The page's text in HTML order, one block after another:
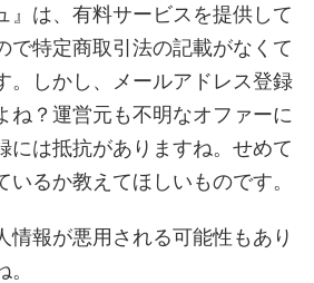
』は、有料サービスを提供して
で特定商取引法の記載がなくて
。しかし、メールアドレス登録
ね？運営元も不明なオファーに
には抵抗がありますね。せめて
いるか教えてほしいものです。
情報が悪用される可能性もあり